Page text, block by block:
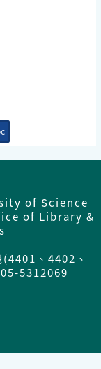
of Science
of Library &
、4402、
5312069